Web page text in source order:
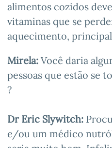
alimentos cozidos
vitaminas que se
aquecimento,
Mirela: Você daria
pessoas que estão se
?
Dr Eric Slywitch:
e/ou um médico